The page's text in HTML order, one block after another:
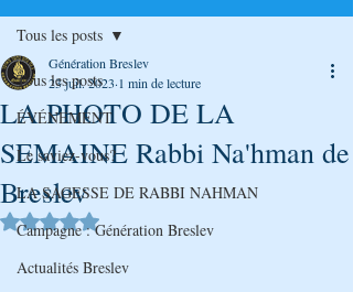
Tous les posts
ÉVÉNEMENT
Le saviez-vous?
LA SAGESSE DE RABBI NAHMAN
Campagne : Génération Breslev
Actualités Breslev
Tous les posts
LA PHOTO DE LA
SEMAINE Rabbi Na'hman de
Breslev
Génération Breslev
23 juil. 2023 1 min de lecture
Noté NaN étoiles sur 5.